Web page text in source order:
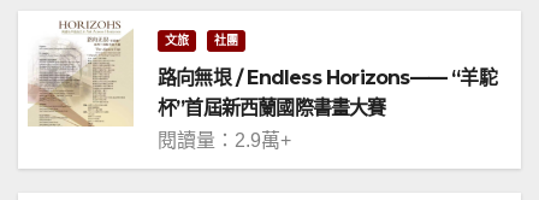
文旅 社團
路向無垠 / Endless Horizons—— “羊駝
杯”首屆新西蘭國際書畫大賽
閱讀量：2.9萬+